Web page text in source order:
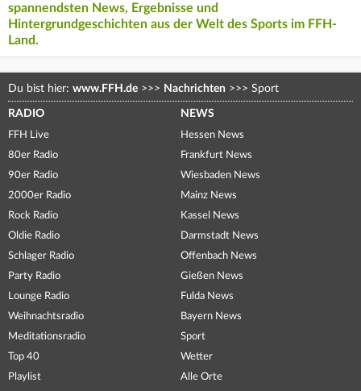
spannendsten News, Ergebnisse und
Hintergrundgeschichten aus der Welt des Sports im FFH-
Land.
Du bist hier: www.FFH.de >>> Nachrichten >>> Sport
RADIO
FFH Live
80er Radio
90er Radio
2000er Radio
Rock Radio
Oldie Radio
Schlager Radio
Party Radio
Lounge Radio
Weihnachtsradio
Meditationsradio
Top 40
Playlist
NEWS
Hessen News
Frankfurt News
Wiesbaden News
Mainz News
Kassel News
Darmstadt News
Offenbach News
Gießen News
Fulda News
Bayern News
Sport
Wetter
Alle Orte